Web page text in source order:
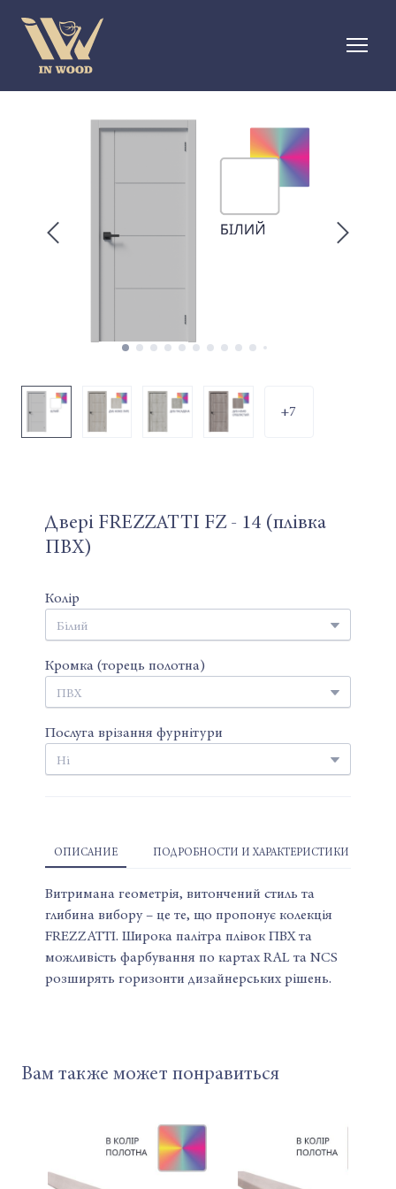
+7
Двері FREZZATTI FZ - 14 (плівка
ПВХ)
Колір
Кромка (торець полотна)
Послуга врізання фурнітури
ОПИСАНИЕ ПОДРОБНОСТИ И ХАРАКТЕРИСТИКИ
Витримана геометрія, витончений стиль та
глибина вибору – це те, що пропонує колекція
FREZZATTI. Широка палітра плівок ПВХ та
можливість фарбування по картах RAL та NCS
розширять горизонти дизайнерських рішень.
Вам также может понравиться